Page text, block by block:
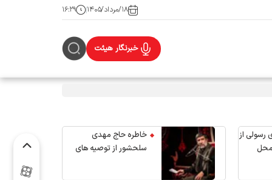
۱۸/مرداد/۱۴۰۵ ۱۶:۲۹
خبرنگار هیئت
رسولی از
خاطره حاج مهدی
سلحشور از توصیه های